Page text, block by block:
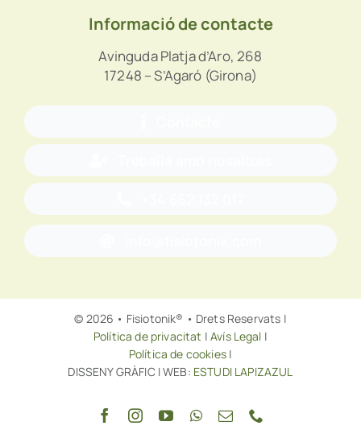
Informació de contacte
Avinguda Platja d’Aro, 268
17248 – S’Agaró (Girona)
© 2026 • Fisiotonik® • Drets Reservats |
Política de privacitat |Avís Legal |
Política de cookies|
DISSENY GRÀFIC I WEB: ESTUDI LAPIZAZUL